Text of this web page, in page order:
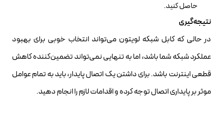
حاصل کنید.
نتیجه‌گیری
در حالی که کابل شبکه لویتون می‌تواند انتخاب خوبی برای بهبود
عملکرد شبکه شما باشد، اما به تنهایی نمی‌تواند تضمین‌کننده کاهش
قطعی اینترنت باشد. برای داشتن یک اتصال پایدار، باید به تمام عوامل
موثر بر پایداری اتصال توجه کرده و اقدامات لازم را انجام دهید.